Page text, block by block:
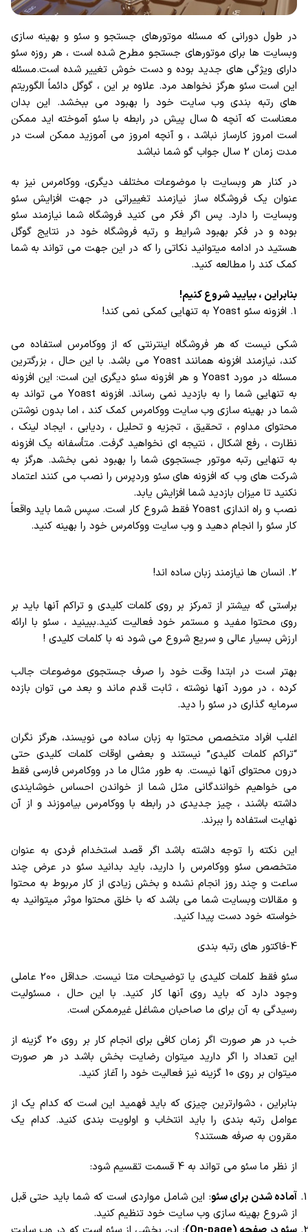
در طول دورانی که مسئله موتورهای جستجو و سئو و بهینه سازی
وبسایت ها برای موتورهای جستجو مطرح شده است ، هر روزه سئو
دارای ویژگی های جدید بوده و دست خوش تغییر شده است.مسئله
این است سئو هرگز نخواهد مرد. علاوه بر این ، گوگل دائماً الگوریتم
های رتبه بندی وب سایت خود را بهبود می ببخشد. این بدان
معناست که آنچه 5 سال پیش در رابطه با سئو آموخته اید ممکن
است امروز کارساز نباشد ، و آنچه امروز می آموزید ممکن است در
مدت زمان 2 سال جواب گو شما نباشد
در کنار هر وبسایت با موضوعات مختلف دیگری، ووکامرس نیز به
عنوان یک فروشگاه ساز نیازمند تغییراتی در جهت افزایش سئو
وبسایت را دارد. پس اگر فکر می کنید فروشگاه شما نیازمند سئو
بوده و در فکر بهبود شرایط و رتبه فروشگاه خود در نتایج گوگل
هستید در ادامه میتوانید نکاتی را که در این جهت می تواند به شما
کمک کند را مطالعه کنید.
بنابراین ، بیایید شروع کنیم!
1. افزونه سئو Yoast به تنهایی کمکی نمی کند!
شکی نیست که هر فروشگاه اینترنتی که از ووکامرس استفاده می
کند، نیازمند افزونه همانند Yoast می باشد. با این حال ، بزرگترین
مسئله در مورد Yoast و هر افزونه سئو دیگری این است: این افزونه
به تنهایی شما را به بازدید نمی رساند. افزونه Yoast می تواند به
شما در بهینه سازی وب سایت ووکامرس کمک کند ، اما بدون نوشتن
محتوای مداوم ، تحقیق ، تجزیه و تحلیل ، ردیابی ، ایجاد لینک ،
نظارت ، رفع اشکال ، نتیجه ای نخواهید گرفت. متأسفانه یک افزونه
به تنهایی رتبه موتور جستجوی شما را بهبود نمی بخشد. هرگز به
شرکت های وب که افزونه های سئو وردپرس را نصب می کنند اعتماد
نکنید تا میزان بازدید شما افزایش یابد.
نصب و راه اندازی Yoast فقط شروع کار است. سپس شما باید واقعاً
کار سئو را انجام دهید و وب سایت ووکامرس خود را بهینه کنید.
2. انسان ها نیازمند زبان ساده اند!
براستی گه بیشتر از تمرکز بر روی کلمات کلیدی و تراکم آنها باید بر
روی محتوا مفید و مستمر خود فعالیت کنید.ببینید ، سئو با ارائه
ارزش بسیار عالی و سریع شروع می شود نه با کلمات کلیدی !
بهتر است در ابتدا وقت خود را صرف جستجوی موضوعات جالب
کرده ، در مورد آنها نوشته ، ثابت قدم ماند و بعد می توان بازده
سرمایه گذاری در سئو را دید.
اغلب افراد متخصص محتوا به زبان ساده می نویسند، هرگز نگران
“تراکم کلمات کلیدی” نیستند و بعضی اوقات کلمات کلیدی حتی
درون محتوای آنها نیست. به طور مثال ما در ووکامرس فارسی فقط
می خواهیم خوانندگانی مثل شما از خواندن احساس خوشایندی
داشته باشند ، چیز جدیدی در رابطه با ووکامرس بیاموزند و از آن
نهایت استفاده را ببرند.
این نکته را توجه داشته باشد اگر قصد استخدام فردی به عنوان
متخصص سئو ووکامرس را دارید، باید بدانید سئو در عرض چند
ساعت و چند روز انجام نشده و بخش زیادی از کار مربوط به محتوا
و مقالات وبسایت شما می باشد که با خلق محتوا موثر میتوانید به
خواسته خود دست پیدا کنید.
4-فاکتور های رتبه بندی
سئو فقط کلمات کلیدی یا توضیحات متا نیست. حداقل 200 عاملی
وجود دارد که باید روی آنها کار کنید. با این حال ، مسئولیت
رسیدگی به آن برای ما صاحبان مشاغل غیرممکن است.
خب در هر صورت اگر زمان کافی برای انجام کار بر روی 20 گزینه از
این تعداد را اگر دارید میتوان رضایت بخش باشد در هر صورت
میتوان بر روی 10 گزینه نیز فعالیت خود را آغاز کنید.
بنابراین ، دشوارترین چیزی که باید فهمید این است که کدام یک از
عوامل رتبه بندی را باید انتخاب و اولویت بندی کنید. کدام یک
مقرون به صرفه هستند؟
از نظر ما سئو می تواند به 4 قسمت تقسیم شود:
آماده شدن برای سئو: این شامل مواردی است که شما باید حتی قبل
از شروع بهینه سازی وب سایت خود تنظیم کنید.